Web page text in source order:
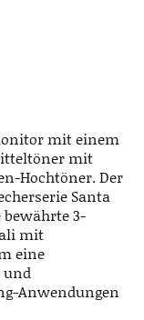
mit einem
mit
Hochtöner. Der
Santa
3-
mit
eine
und
Anwendungen